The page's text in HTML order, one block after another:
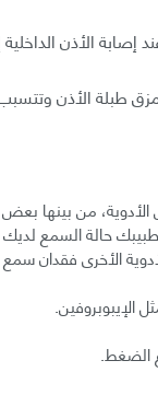
إصابة الأذن
طبلة الأذن وتتسبب
من بينها
حالة السمع لديك
الأخرى فقدان
الإيبوبروفين.
الضغط.